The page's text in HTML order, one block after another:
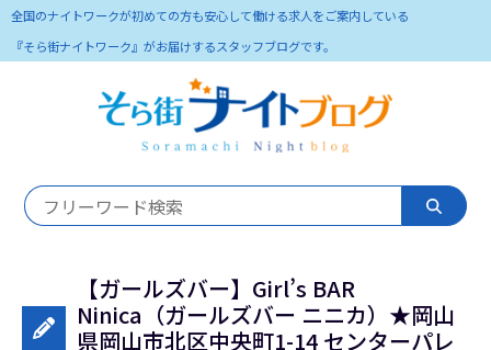
全国のナイトワークが初めての方も安心して働ける求人をご案内している
『そら街ナイトワーク』がお届けするスタッフブログです。
【ガールズバー】Girl’s BAR
Ninica（ガールズバー ニニカ）★岡山
県岡山市北区中央町1-14 センターパレ